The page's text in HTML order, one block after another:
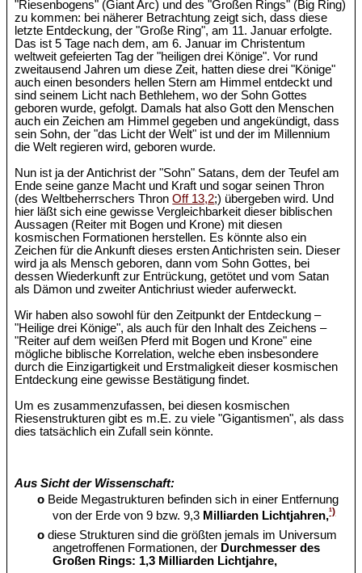
"Riesenbogens" (Giant Arc) und des "Großen Rings" (Big Ring)
zu kommen: bei näherer Betrachtung zeigt sich, dass diese
letzte Entdeckung, der "Große Ring", am 11. Januar erfolgte.
Das ist 5 Tage nach dem, am 6. Januar im Christentum
weltweit gefeierten Tag der "heiligen drei Könige". Vor rund
zweitausend Jahren um diese Zeit, hatten diese drei "Könige"
auch einen besonders hellen Stern am Himmel entdeckt und
sind seinem Licht nach Bethlehem, wo der Sohn Gottes
geboren wurde, gefolgt. Damals hat also Gott den Menschen
auch ein Zeichen am Himmel gegeben und angekündigt, dass
sein Sohn, der "das Licht der Welt" ist und der im Millennium
die Welt regieren wird, geboren wurde.
Nun ist ja der Antichrist der "Sohn" Satans, dem der Teufel am
Ende seine ganze Macht und Kraft und sogar seinen Thron
(des Weltbeherrschers ThronOff 13,2;) übergeben wird. Und
hier läßt sich eine gewisse Vergleichbarkeit dieser biblischen
Aussagen (Reiter mit Bogen und Krone) mit diesen
kosmischen Formationen herstellen. Es könnte also ein
Zeichen für die Ankunft dieses ersten Antichristen sein. Dieser
wird ja als Mensch geboren, dann vom Sohn Gottes, bei
dessen Wiederkunft zur Entrückung, getötet und vom Satan
als Dämon und zweiter Antichriust wieder auferweckt.
Wir haben also sowohl für den Zeitpunkt der Entdeckung –
"Heilige drei Könige", als auch für den Inhalt des Zeichens –
"Reiter auf dem weißen Pferd mit Bogen und Krone" eine
mögliche biblische Korrelation, welche eben insbesondere
durch die Einzigartigkeit und Erstmaligkeit dieser kosmischen
Entdeckung eine gewisse Bestätigung findet.
Um es zusammenzufassen, bei diesen kosmischen
Riesenstrukturen gibt es m.E. zu viele "Gigantismen", als dass
dies tatsächlich ein Zufall sein könnte.
Aus Sicht der Wissenschaft:
o Beide Megastrukturen befinden sich in einer Entfernung
von der Erde von 9 bzw. 9,3 Milliarden Lichtjahren,¹)
o diese Strukturen sind die größten jemals im Universum
angetroffenen Formationen, der Durchmesser des
Großen Rings: 1,3 Milliarden Lichtjahre,